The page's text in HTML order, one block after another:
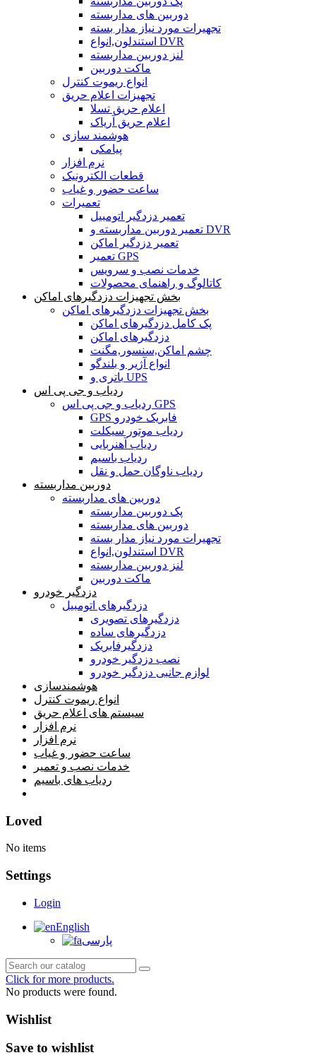
دوربین های مداربسته
تجهیرات مورد نیاز مدار بسته
استندلون,انواع DVR
لنز دوربین مداربسته
ماکت دوربین
انواع ریموت کنترل
تجهیزات اعلام حریق
اعلام حریق تسلا
اعلام حریق آریاک
هوشمند سازی
پیامکی
نرم افزار
قطعات الکترونیک
ساعت حضور و غیاب
تعمیرات
تعمیر دزدگیر اتومبیل
تعمیر دوربین مداربسته و DVR
تعمیر دزدگیر اماکن
تعمیر GPS
خدمات نصب و سرویس
کاتالوگ و راهنمای محصولات
بخش تجهیزات دزدگیرهای اماکن
بخش تجهیزات دزدگیرهای اماکن
پک کامل دزدگیرهای اماکن
دزدگیرهای اماکن
چشم اماکن,سنسور,مگنت
انواع آژیر و بلندگو
باتری و UPS
ردیاب و جی پی اس
ردیاب و جی پی اس GPS
GPS فابریک خودرو
ردیاب موتور سیکلت
ردیاب آهنربایی
ردیاب باسیم
ردیاب ناوگان حمل و نقل
دوربین مداربسته
دوربین های مداربسته
پک دوربین مداربسته
دوربین های مداربسته
تجهیرات مورد نیاز مدار بسته
استندلون,انواع DVR
لنز دوربین مداربسته
ماکت دوربین
دزدگیر خودرو
دزدگیرهای اتومبیل
دزدگیرهای تصویری
دزدگیرهای ساده
دزدگیرفابریک
نصب دزدگیر خودرو
لوازم جانبی دزدگیر خودرو
هوشمندسازی
انواع ریموت کنترل
سیستم های اعلام حریق
نرم افزار
نرم افزار
ساعت حضور و غیاب
خدمات نصب و تعمیر
ردیاب های باسیم
Loved
No items
Settings
Login
English
پارسی
Click for more products.
No products were found.
Wishlist
Save to wishlist